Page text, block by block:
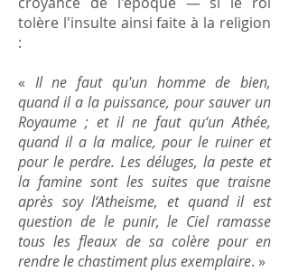
tolère l'insulte ainsi faite à la religion
:
« Il ne faut qu'un homme de bien,
quand il a la puissance, pour sauver un
Royaume ; et il ne faut qu‘un Athée,
quand il a la malice, pour le ruiner et
pour le perdre. Les déluges, la peste et
la famine sont les suites que traisne
après soy l‘Atheisme, et quand il est
question de le punir, le Ciel ramasse
tous les ﬂeaux de sa colère pour en
rendre le chastiment plus exemplaire. »